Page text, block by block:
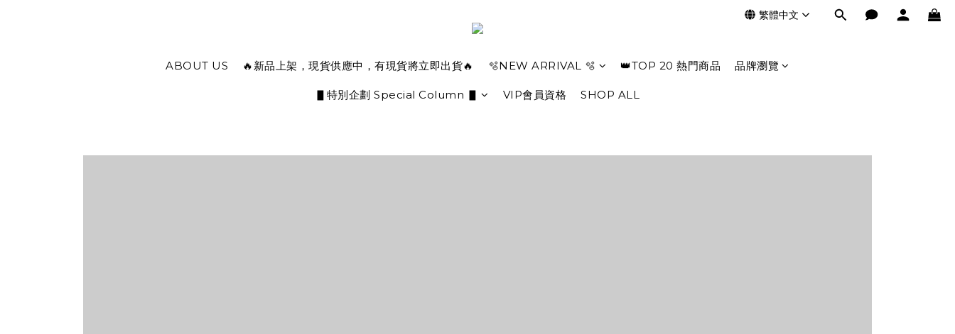
繁體中文
ABOUT US 🔥新品上架，現貨供應中，有現貨將立即出貨🔥 🫧NEW ARRIVAL 🫧 👑TOP 20 熱門商品 品牌瀏覽
▋特別企劃 Special Column ▋ VIP會員資格 SHOP ALL